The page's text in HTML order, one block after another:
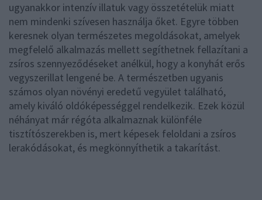
ugyanakkor intenzív illatuk vagy összetételük miatt
nem mindenki szívesen használja őket. Egyre többen
keresnek olyan természetes megoldásokat, amelyek
megfelelő alkalmazás mellett segíthetnek fellazítani a
zsíros szennyeződéseket anélkül, hogy a konyhát erős
vegyszerillat lengené be. A természetben ugyanis
számos olyan növényi eredetű vegyület található,
amely kiváló oldóképességgel rendelkezik. Ezek közül
néhányat már régóta alkalmaznak különféle
tisztítószerekben is, mert képesek feloldani a zsíros
lerakódásokat, és megkönnyíthetik a takarítást.